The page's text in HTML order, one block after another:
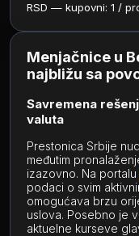
RSD — kupovni: 1 /
Menjačnice u
najbližu sa
Savremena
valuta
Prestonica Srbije
međutim
izazovno. Na portalu
podaci o svim
omogućava brzu
uslova. Posebno je
aktuelne kurseve